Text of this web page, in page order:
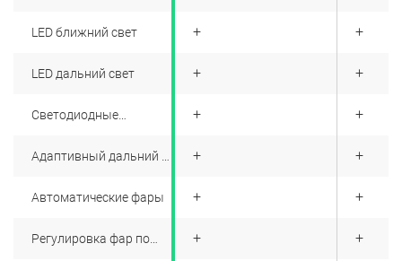
LED ближний свет
LED дальний свет
Светодиодные
Адаптивный дальний и
Автоматические фары
Регулировка фар по
+
+
+
+
+
+
+
+
+
+
+
+
+
+
+
+
+
+